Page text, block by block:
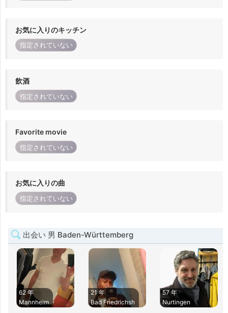
お気に入りのキッチン
指定されていない
飲酒
指定されていない
Favorite movie
指定されていない
お気に入りの曲
指定されていない
出会い 男 Baden-Württemberg
62 年
Mannheim
21 年
Bad Friedrichsh
57 年
Nurtingen